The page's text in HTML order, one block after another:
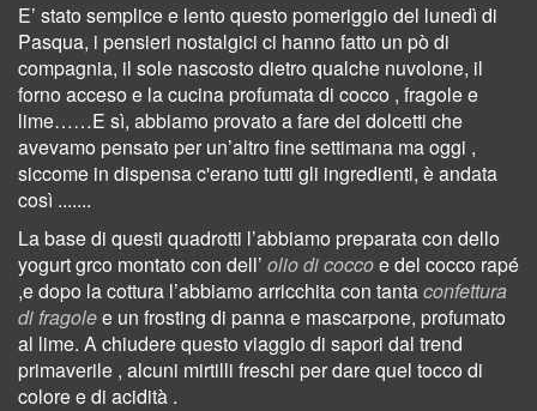
E’ stato semplice e lento questo pomeriggio del lunedì di
Pasqua, i pensieri nostalgici ci hanno fatto un pò di
compagnia, il sole nascosto dietro qualche nuvolone, il
forno acceso e la cucina profumata di cocco , fragole e
lime……E sì, abbiamo provato a fare dei dolcetti che
avevamo pensato per un’altro fine settimana ma oggi ,
siccome in dispensa c'erano tutti gli ingredienti, è andata
così .......
La base di questi quadrotti l’abbiamo preparata con dello
yogurt grco montato con dell’ olio di coccoe del cocco rapé
,e dopo la cottura l’abbiamo arricchita con tantaconfettura
di fragolee un frosting di panna e mascarpone, profumato
al lime. A chiudere questo viaggio di sapori dal trend
primaverile , alcuni mirtilli freschi per dare quel tocco di
colore e di acidità .